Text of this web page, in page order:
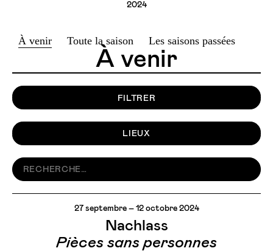
2024
À venir Toute la saison Les saisons passées
À venir
FILTRER
LIEUX
27 septembre – 12 octobre 2024
Nachlass
Pièces sans personnes